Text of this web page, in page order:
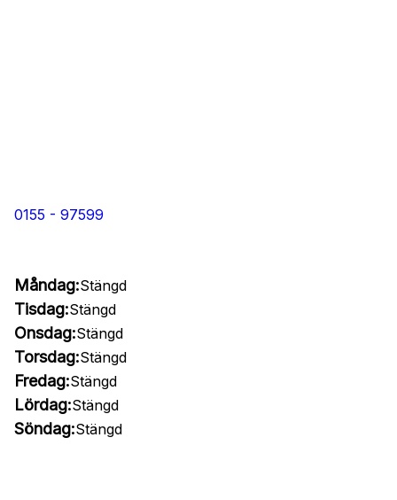
0155 - 97599
Måndag:Stängd
Tisdag:Stängd
Onsdag:Stängd
Torsdag:Stängd
Fredag:Stängd
Lördag:Stängd
Söndag:Stängd